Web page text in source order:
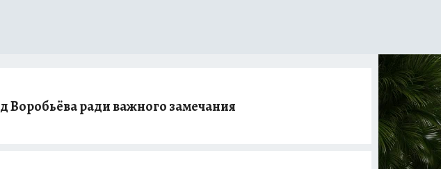
Воробьёва ради важного замечания